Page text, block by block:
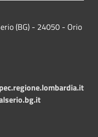
(BG) - 24050 - Orio
bg.it